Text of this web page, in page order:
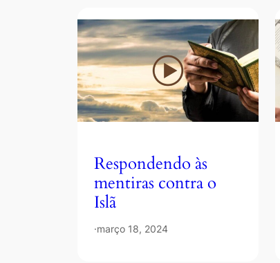
Respondendo às
mentiras contra o
Islã
·março 18, 2024